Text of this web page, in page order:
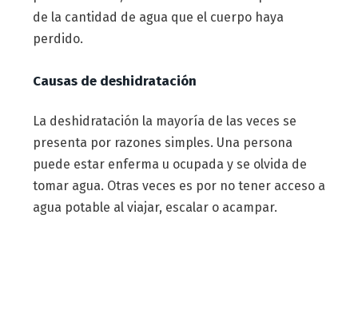
de la cantidad de agua que el cuerpo haya
perdido.
Causas de deshidratación
La deshidratación la mayoría de las veces se
presenta por razones simples. Una persona
puede estar enferma u ocupada y se olvida de
tomar agua. Otras veces es por no tener acceso a
agua potable al viajar, escalar o acampar.